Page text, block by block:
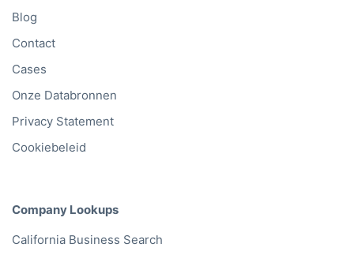
Blog
Contact
Cases
Onze Databronnen
Privacy Statement
Cookiebeleid
Company Lookups
California Business Search